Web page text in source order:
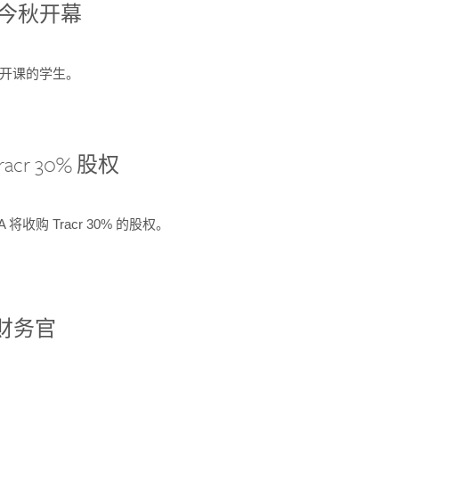
秋开幕
课的学生。
30% 股权
收购 Tracr 30% 的股权。
务官